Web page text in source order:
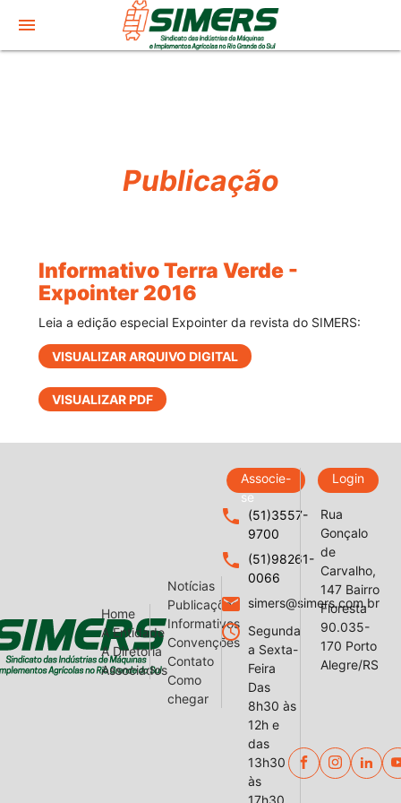
menu
Publicação
Informativo Terra Verde -
Expointer 2016
Leia a edição especial Expointer da revista do SIMERS:
VISUALIZAR ARQUIVO DIGITAL
VISUALIZAR PDF
Home
A Entidade
A Diretoria
Associados
Notícias
Publicações
Informativos
Convenções
Contato
Como
chegar
Associe-
se
Login
local_phone
(51)3557-
9700
local_phone
(51)98261-
0066
email simers@simers.com.br
query_builder Segunda
a Sexta-
Feira
Das
8h30 às
12h e
das
13h30
às
Rua
Gonçalo
de
Carvalho,
147 Bairro
Floresta
90.035-
170 Porto
Alegre/RS